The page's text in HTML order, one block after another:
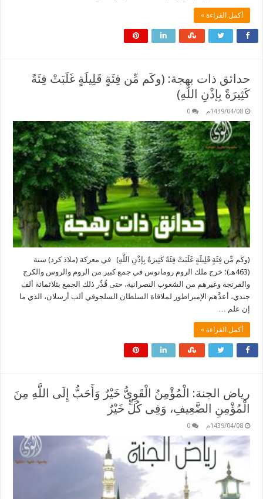
أكمل القراءة »
حدائق ذات بهجة: (وكَم مِّن فِئَةٍ قَلِيلَةٍ غَلَبَتْ فِئَةً
كَثِيرَةً بِإذْنِ اللَّهِ)
1439/04/08م 0
(وكَم مِّن فِئَةٍ قَلِيلَةٍ غَلَبَتْ فِئَةً كَثِيرَةً بِإذْنِ اللَّهِ) في معركة (ملاذ كرد) سنة
(463هـ)؛ خرج ملك الروم رومانوس في جمع كبير من الروم والروس والكرج
والفرنجة وغيرهم من الشعوب النصرانية، حتى قُدِّر ذلك الجمع بثلاثمائة ألف
جندي، أعدَّهم الإمبراطور لملاقاة السلطان السلجوقي ألب أرسلان، الذي ما
إن علم …
أكمل القراءة »
رياض الجنة: الْمُؤْمِنُ الْقَوِىُّ خَيْرٌ وَأَحَبُّ إِلَى اللَّهِ مِنَ
الْمُؤْمِنِ الضَّعِيفِ، وَفِى كُلٍّ خَيْرٌ
1439/04/08م 0